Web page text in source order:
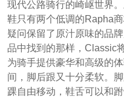
现代公路骑行的崎岖世界
鞋只有两个低调的Rapha
疑问保留了原汁原味的品
品中找到的那样，Classic
为骑手提供豪华和高级的
间，脚后跟又十分柔软。
踝自由移动，鞋舌可以和